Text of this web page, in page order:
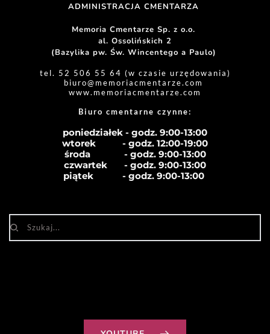
ADMINISTRACJA CMENTARZA
Memoria Cmentarze Sp. z o.o.
al. Ossolińskich 2
(Bazylika pw. Św. Wincentego a Paulo)
tel. 52 506 55 64 (w czasie urzędowania)
biuro@memoriacmentarze.com
www.memoriacmentarze.com
Biuro cmentarne czynne:
poniedziałek - godz. 9:00-13:00
wtorek           - godz. 12:00-19:00
środa              - godz. 9:00-13:00
czwartek       - godz. 9:00-13:00
piątek            - godz. 9:00-13:00